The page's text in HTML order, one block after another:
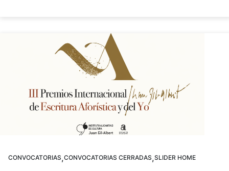
CONVOCATORIAS,CONVOCATORIAS CERRADAS,SLIDER HOME